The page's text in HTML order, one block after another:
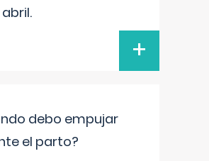
abril.
+
debo empujar
el parto?